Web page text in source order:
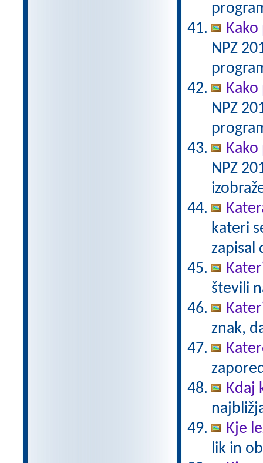
NPZ
NPZ
NPZ
kateri
zapisal
števili
znak,
Kdaj
Kje
lik in